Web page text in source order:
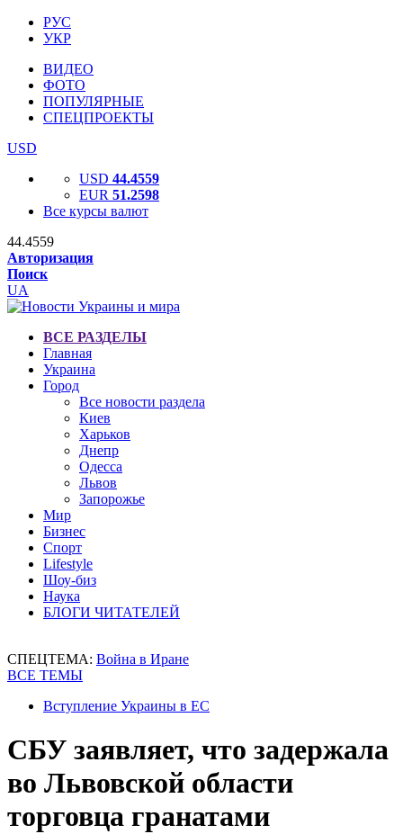
РУС
УКР
ВИДЕО
ФОТО
ПОПУЛЯРНЫЕ
СПЕЦПРОЕКТЫ
USD
USD 44.4559
EUR 51.2598
Все курсы валют
44.4559
Авторизация
Поиск
UA
ВСЕ РАЗДЕЛЫ
Главная
Украина
Город
Все новости раздела
Киев
Харьков
Днепр
Одесса
Львов
Запорожье
Мир
Бизнес
Спорт
Lifestyle
Шоу-биз
Наука
БЛОГИ ЧИТАТЕЛЕЙ
СПЕЦТЕМА: Война в Иране
ВСЕ ТЕМЫ
Вступление Украины в ЕС
СБУ заявляет, что задержала
во Львовской области
торговца гранатами